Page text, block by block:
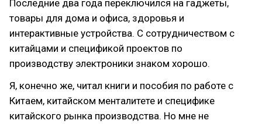
Последние два года переключился на гаджеты,
товары для дома и офиса, здоровья и
интерактивные устройства. С сотрудничеством с
китайцами и спецификой проектов по
производству электроники знаком хорошо.
Я, конечно же, читал книги и пособия по работе с
Китаем, китайском менталитете и специфике
китайского рынка производства. Но мне не